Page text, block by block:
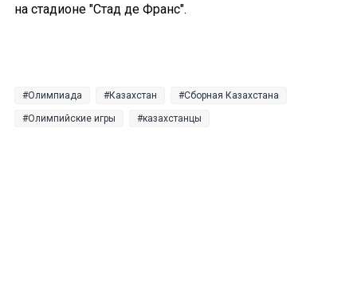
на стадионе "Стад де Франс".
Олимпиада Казахстан Сборная Казахстана
Олимпийские игры казахстанцы